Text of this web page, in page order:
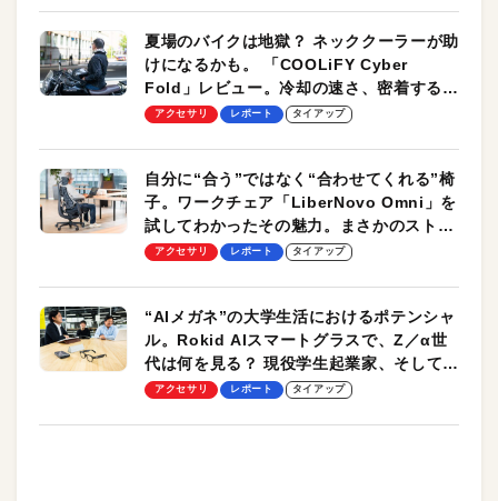
夏場のバイクは地獄？ ネッククーラーが助
けになるかも。 「COOLiFY Cyber
Fold」レビュー。冷却の速さ、密着する冷
却プレート、シンプルな操作性がグッド！
アクセサリ レポート タイアップ
自分に“合う”ではなく“合わせてくれる”椅
子。ワークチェア「LiberNovo Omni」を
試してわかったその魅力。まさかのストレ
ッチ機能も搭載
アクセサリ レポート タイアップ
“AIメガネ”の大学生活におけるポテンシャ
ル。Rokid AIスマートグラスで、Z／α世
代は何を見る？ 現役学生起業家、そして教
授による体験会レポート【PR】
アクセサリ レポート タイアップ